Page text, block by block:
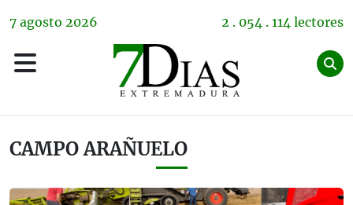
7 agosto 2026 2 . 054 . 114 lectores
CAMPO ARAÑUELO